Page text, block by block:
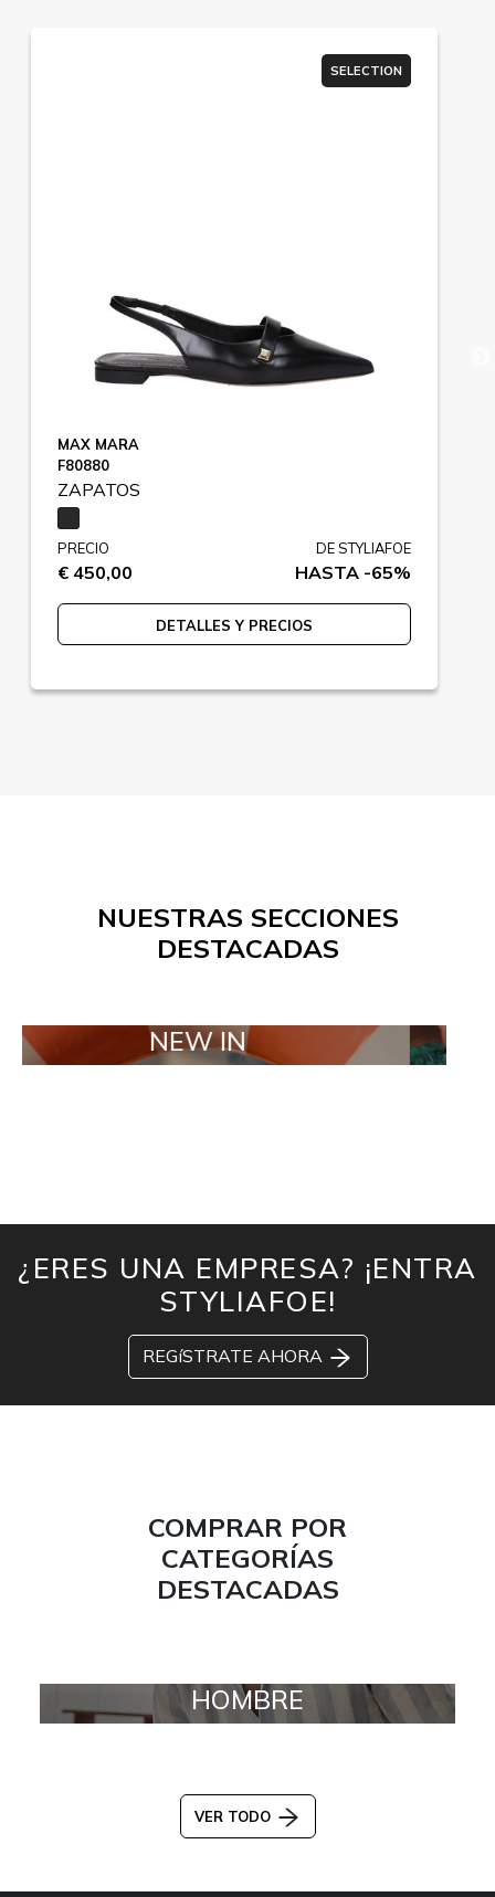
SELECTION
MAX MARA
F80880
ZAPATOS
PRECIO
€ 450,00
DE STYLIAFOE
HASTA -65%
DETALLES Y PRECIOS
NUESTRAS SECCIONES
DESTACADAS
NEW IN TAILOR
¿ERES UNA EMPRESA? ¡ENTRA
STYLIAFOE!
REGíSTRATE AHORA
COMPRAR POR
CATEGORÍAS
DESTACADAS
HOMBRE
VER TODO